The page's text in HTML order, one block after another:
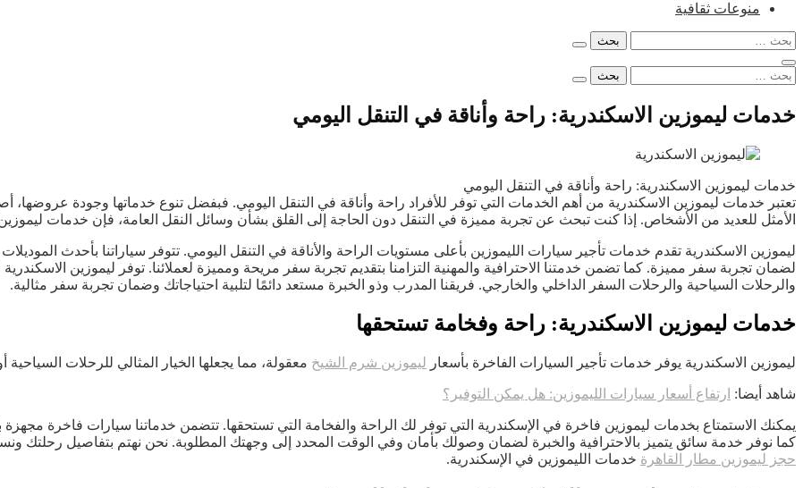
منوعات ثقافية
البحث
البحث
خدمات ليموزين الاسكندرية: راحة وأناقة في التنقل اليومي
خدمات ليموزين الاسكندرية: راحة وأناقة في التنقل اليومي
تعتبر خدمات ليموزين الاسكندرية من أهم الخدمات التي توفر للأفراد راحة وأناقة في التنقل اليومي. فبفضل تنوع خدماتها وجودة عروضها،
الأمثل للعديد من الأشخاص. إذا كنت تبحث عن تجربة مميزة في التنقل دون الحاجة إلى القلق بشأن وسائل النقل العامة، فإن خدمات
ليموزين الاسكندرية تقدم خدمات تأجير سيارات الليموزين بأعلى مستويات الراحة والأناقة في التنقل اليومي. تتوفر سياراتنا بأحدث
لضمان تجربة سفر مميزة. كما تضمن خدمتنا الاحترافية والمهنية التزامنا بتقديم تجربة سفر مريحة ومميزة لعملائنا. توفر ليموزين
والرحلات السياحية والرحلات السفر الداخلي والخارجي. فريقنا المدرب وذو الخبرة مستعد دائمًا لتلبية احتياجاتك وضمان تجربة سفر مثالية.
خدمات ليموزين الاسكندرية: راحة وفخامة تستحقها
ليموزين الاسكندرية يوفر خدمات تأجير السيارات الفاخرة بأسعار ليموزين شرم الشيخ معقولة، مما يجعلها الخيار المثالي للرحلات السياحية
شاهد أيضا: ارتفاع أسعار سيارات الليموزين: هل يمكن التوفير؟
يمكنك الاستمتاع بخدمات ليموزين فاخرة في الإسكندرية التي توفر لك الراحة والفخامة التي تستحقها. تتضمن خدماتنا سيارات فاخرة
كما نوفر خدمة سائق يتميز بالاحترافية والخبرة لضمان وصولك بأمان وفي الوقت المحدد إلى وجهتك المطلوبة. نحن نهتم بتفاصيل رحلتك
حجز ليموزين مطار القاهرة خدمات الليموزين في الإسكندرية.